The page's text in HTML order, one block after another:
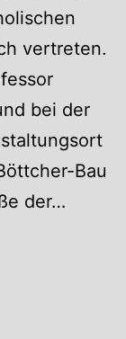
vertreten.
bei der
Bau
der…